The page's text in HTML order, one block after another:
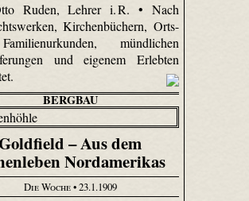
Ruden, Lehrer i. R. • Nach
Kirchenbüchern, Orts-
mündlichen
und eigenem Erlebten
BERGBAU
– Aus dem
Nordamerikas
Die Woche• 23.1.1909